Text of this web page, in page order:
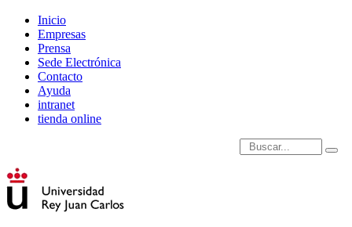
Inicio
Empresas
Prensa
Sede Electrónica
Contacto
Ayuda
intranet
tienda online
Introduce términos de